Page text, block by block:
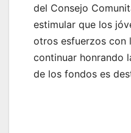
del Consejo
estimular que los
otros esfuerzos con
continuar honrando
de los fondos es